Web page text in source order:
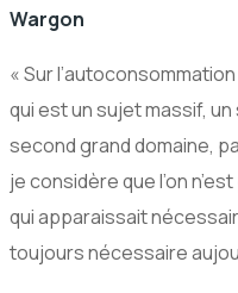
Wargon
« Sur
qui est un sujet massif,
second grand domaine,
je considère que l’on
qui apparaissait
toujours nécessaire